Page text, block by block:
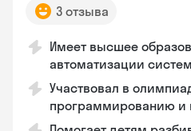
3 отзыва
Имеет высшее
автоматизации систем
Участвовал в
программированию и